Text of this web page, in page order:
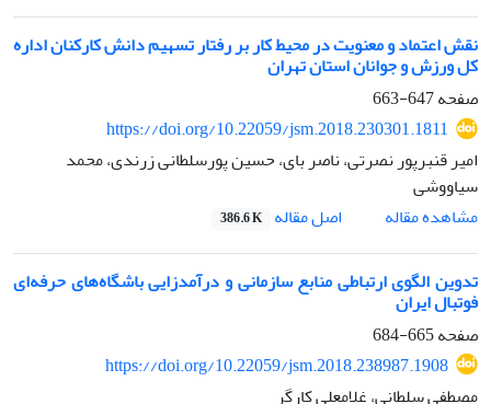
نقش اعتماد و معنویت در محیط کار بر رفتار تسهیم دانش کارکنان اداره
کل ورزش و جوانان استان تهران
صفحه647-663
https://doi.org/10.22059/jsm.2018.230301.1811
امیر قنبرپور نصرتی، ناصر بای، حسین پورسلطانی زرندی، محمد
سیاووشی
مشاهده مقاله
اصل مقاله 386.6 K
تدوین الگوی ارتباطی منابع سازمانی و درآمدزایی باشگاه‌های حرفه‌ای
فوتبال ایران
صفحه665-684
https://doi.org/10.22059/jsm.2018.238987.1908
مصطفی سلطانی، غلامعلی کارگر